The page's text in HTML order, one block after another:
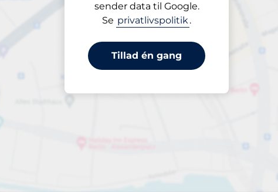
sender data til Google.
Se privatlivspolitik.
Tillad én gang